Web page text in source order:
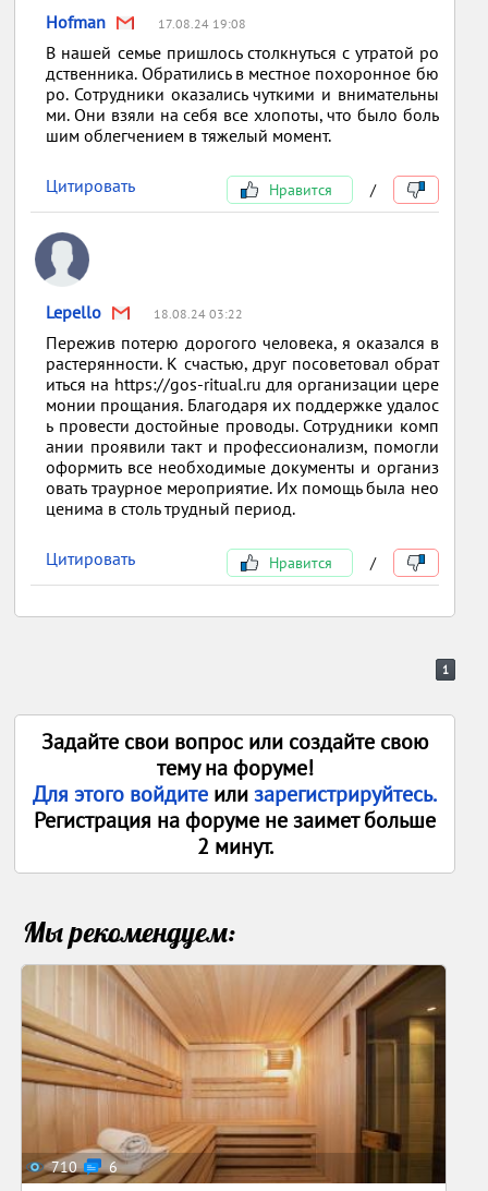
Hofman 17.08.24 19:08
В нашей семье пришлось столкнуться с утратой ро
дственника. Обратились в местное похоронное бю
ро. Сотрудники оказались чуткими и внимательны
ми. Они взяли на себя все хлопоты, что было боль
шим облегчением в тяжелый момент.
Цитировать Нравится /
Lepello 18.08.24 03:22
Пережив потерю дорогого человека, я оказался в
растерянности. К счастью, друг посоветовал обрат
иться на https://gos-ritual.ru для организации цере
монии прощания. Благодаря их поддержке удалос
ь провести достойные проводы. Сотрудники комп
ании проявили такт и профессионализм, помогли
оформить все необходимые документы и организ
овать траурное мероприятие. Их помощь была нео
ценима в столь трудный период.
Цитировать Нравится /
1
Задайте свои вопрос или создайте свою
тему на форуме!
Для этого войдите илизарегистрируйтесь.
Регистрация на форуме не заимет больше
2 минут.
Мы рекомендуем:
710 6